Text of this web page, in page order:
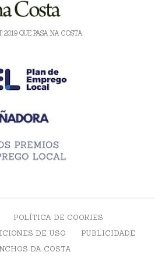
2019 QUE PASA NA COSTA
POLÍTICA DE COOKIES
DE USO
PUBLICIDADE
DA COSTA